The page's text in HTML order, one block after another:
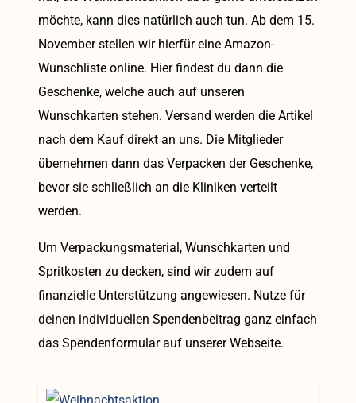
möchte, kann dies natürlich auch tun. Ab dem 15.
November stellen wir hierfür eine Amazon-
Wunschliste online. Hier findest du dann die
Geschenke, welche auch auf unseren
Wunschkarten stehen. Versand werden die Artikel
nach dem Kauf direkt an uns. Die Mitglieder
übernehmen dann das Verpacken der Geschenke,
bevor sie schließlich an die Kliniken verteilt
werden.
Um Verpackungsmaterial, Wunschkarten und
Spritkosten zu decken, sind wir zudem auf
finanzielle Unterstützung angewiesen. Nutze für
deinen individuellen Spendenbeitrag ganz einfach
das Spendenformular auf unserer Webseite.